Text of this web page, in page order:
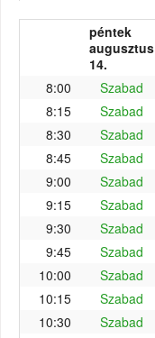
péntek
augusztus
14.
8:00
Szabad
8:15
Szabad
8:30
Szabad
8:45
Szabad
9:00
Szabad
9:15
Szabad
9:30
Szabad
9:45
Szabad
10:00
Szabad
10:15
Szabad
10:30
Szabad